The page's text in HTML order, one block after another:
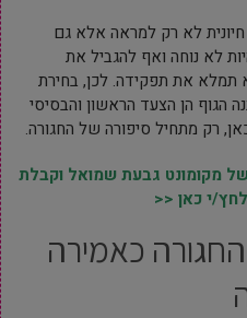
לא רק למראה אלא גם
לא נוחה ואף להגביל את
תמלא את תפקידה. לכן, בחירת
הגוף הן הצעד הראשון והבסיסי
רק מתחיל סיפורה של החגורה.
מקומונט גבעת שמואל וקבלת
י כאן <<
כאמירה